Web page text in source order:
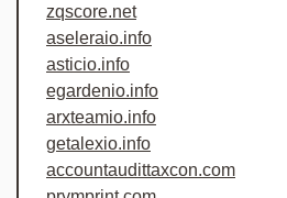
zqscore.net
aseleraio.info
asticio.info
egardenio.info
arxteamio.info
getalexio.info
accountaudittaxcon.com